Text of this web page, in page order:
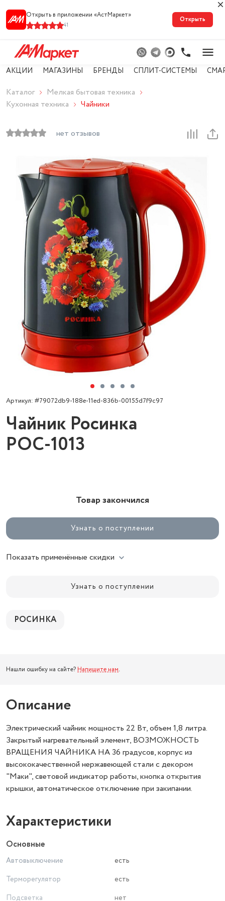
Открыть в приложении «АстМарке‪т‬»
41
Открыть
АКЦИИ МАГАЗИНЫ БРЕНДЫ СПЛИТ-СИСТЕМЫ
Каталог
Мелкая бытовая техника
Кухонная техника
Чайники
нет отзывов
Артикул: #79072db9-188e-11ed-836b-00155d7f9c97
Чайник Росинка
РОС-1013
Товар закончился
Узнать о поступлении
Показать применённые скидки
Узнать о поступлении
РОСИНКА
Нашли ошибку на сайте? Напишите нам.
Описание
Электрический чайник мощность 22 Вт, объем 1,8 литра.
Закрытый нагревательный элемент, ВОЗМОЖНОСТЬ
ВРАЩЕНИЯ ЧАЙНИКА НА 36 градусов, корпус из
высококачественной нержавеющей стали с декором
"Маки", световой индикатор работы, кнопка открытия
крышки, автоматическое отключение при закипании.
Характеристики
Основные
Автовыключение
есть
Терморегулятор
есть
Подсветка
нет